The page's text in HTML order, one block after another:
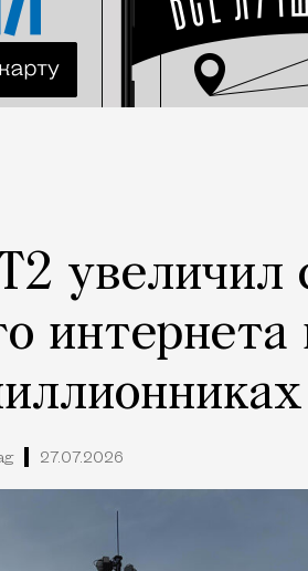
увеличил
интернета
27.07.2026